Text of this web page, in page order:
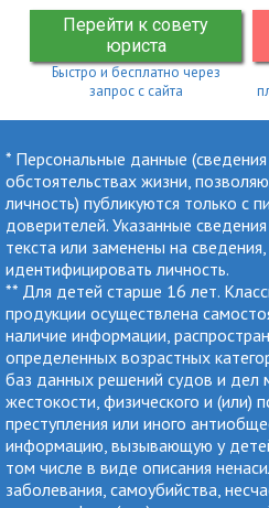
Перейти к совету
юриста
Быстро и бесплатно через
запрос с сайта
* Персональные данные
обстоятельствах жизни,
личность) публикуются только с
доверителей. Указанные
текста или заменены на
идентифицировать личность.
** Для детей старше 16 лет.
продукции осуществлена
наличие информации,
определенных возрастных
баз данных решений судов и дел
жестокости, физического и (или)
преступления или иного
информацию, вызывающую у
том числе в виде описания
заболевания, самоубийства,